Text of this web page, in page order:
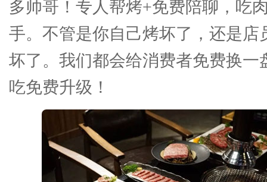
多帅哥！专人帮烤+免费陪聊，吃
手。不管是你自己烤坏了，还是店
坏了。我们都会给消费者免费换一
吃免费升级！